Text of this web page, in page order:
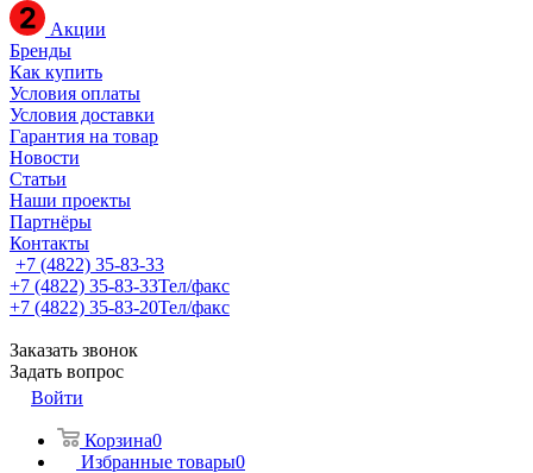
Акции
Бренды
Как купить
Условия оплаты
Условия доставки
Гарантия на товар
Новости
Статьи
Наши проекты
Партнёры
Контакты
+7 (4822) 35-83-33
+7 (4822) 35-83-33Тел/факс
+7 (4822) 35-83-20Тел/факс
Заказать звонок
Задать вопрос
Войти
Корзина0
Избранные товары0